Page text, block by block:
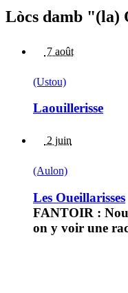
Lòcs damb "(la)
7 août
(Ustou)
Laouillerisse
2 juin
(Aulon)
Les Oueillarisses
FANTOIR :
on y voir une